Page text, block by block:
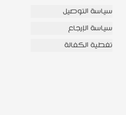
سياسة التوصيل
سياسة الإرجاع
تغطية الكفالة